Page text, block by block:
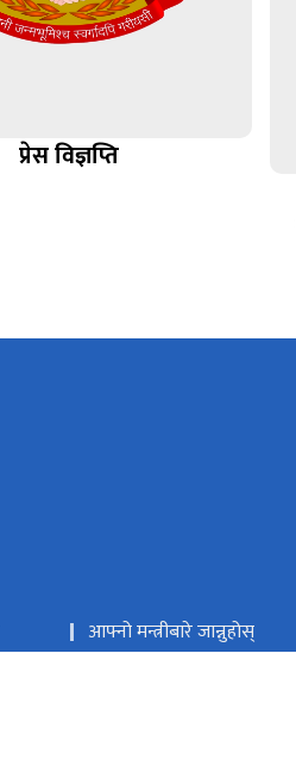
प्रेस विज्ञप्ति
आफ्नो मन्त्रीबारे जान्नुहोस्